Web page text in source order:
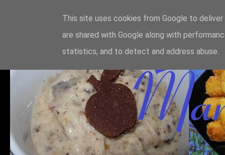
This site uses cookies from Google to
are shared with Google along with
statistics, and to detect and address abuse.